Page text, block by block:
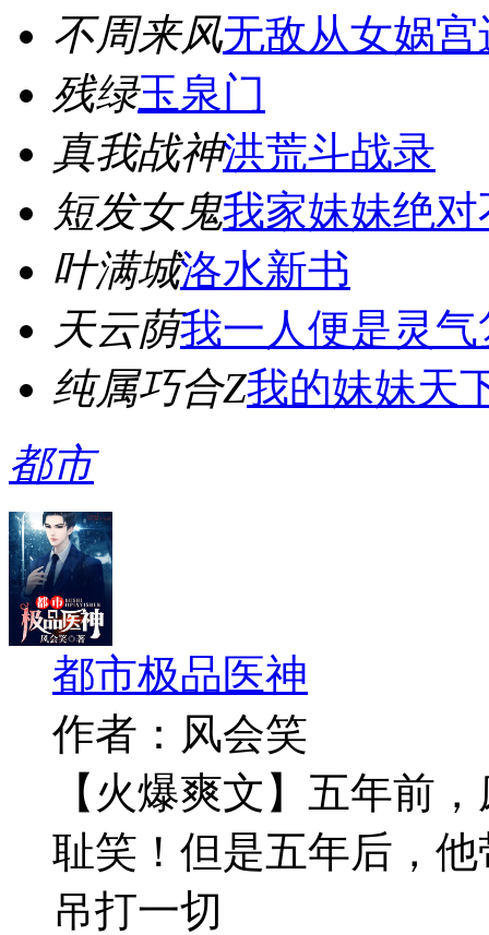
不周来风无敌从女娲
残绿玉泉门
真我战神洪荒斗战录
短发女鬼我家妹妹绝
叶满城洛水新书
天云荫我一人便是灵气
纯属巧合Z我的妹妹天
都市
都市极品医神
作者：风会笑
【火爆爽文】五年前
耻笑！但是五年后，
吊打一切